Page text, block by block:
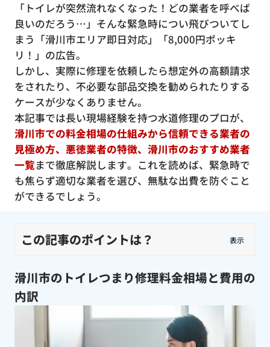
「トイレが突然流れなくなった！どの業者を呼べば
良いのだろう…」そんな緊急時につい飛びついてし
まう「滑川市エリア即日対応」「8,000円ポッキ
リ！」の広告。
しかし、実際に修理を依頼したら想定外の高額請求
をされたり、不必要な部品交換を勧められたりする
ケースが少なくありません。
本記事では長い現場経験を持つ水道修理のプロが、
滑川市での料金相場の仕組みから信頼できる業者の
見極め方、悪徳業者の特徴、滑川市のおすすめ業者
一覧まで徹底解説します。これを読めば、緊急時で
も焦らず適切な業者を選び、無駄な出費を防ぐこと
ができるでしょう。
この記事のポイントは？ 表示
滑川市のトイレつまり修理料金相場と費用の
内訳